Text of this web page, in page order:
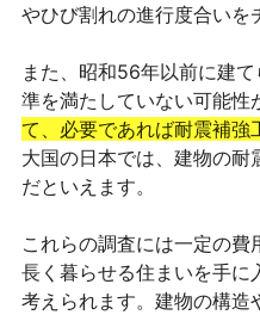
やひび割れの進行度合いを
また、昭和56年以前に建
準を満たしていない可能性
て、必要であれば耐震補強
大国の日本では、建物の耐
だといえます。
これらの調査には一定の費
長く暮らせる住まいを手に
考えられます。建物の構造